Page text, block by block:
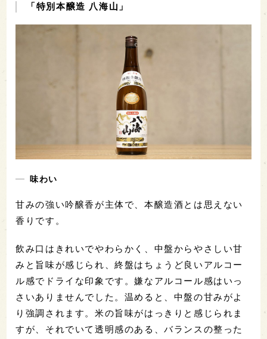
「特別本醸造 八海山」
味わい
甘みの強い吟醸香が主体で、本醸造酒とは思えない
香りです。
飲み口はきれいでやわらかく、中盤からやさしい甘
みと旨味が感じられ、終盤はちょうど良いアルコー
ル感でドライな印象です。嫌なアルコール感はいっ
さいありませんでした。温めると、中盤の甘みがよ
り強調されます。米の旨味がはっきりと感じられま
すが、それでいて透明感のある、バランスの整った